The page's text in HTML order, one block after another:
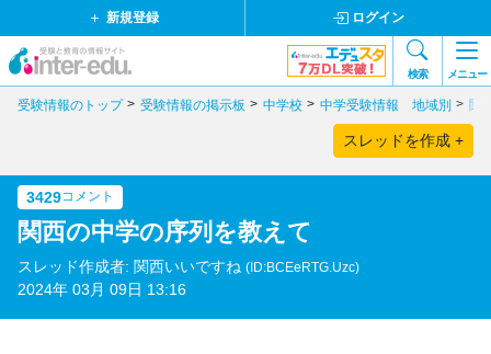
新規登録 ログイン
検索 メニュー
受験情報のトップ 受験情報の掲示板 中学校 中学受験情報 地域別 関
スレッドを作成 +
3429コメント
関西の中学の序列を教えて
スレッド作成者: 関西いいですね (ID:BCEeRTG.Uzc)
2024年 03月 09日 13:16